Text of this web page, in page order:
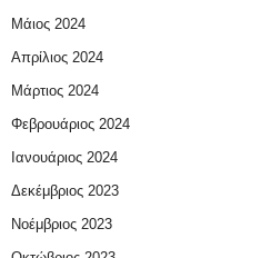
Μάιος 2024
Απρίλιος 2024
Μάρτιος 2024
Φεβρουάριος 2024
Ιανουάριος 2024
Δεκέμβριος 2023
Νοέμβριος 2023